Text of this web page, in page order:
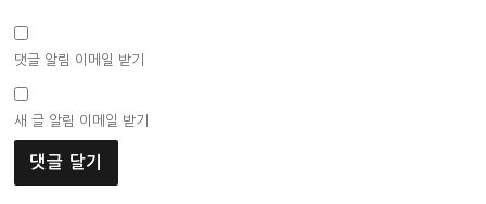
댓글 알림 이메일 받기
새 글 알림 이메일 받기